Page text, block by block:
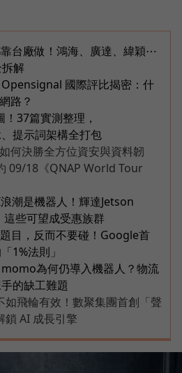
台廠做！鴻海、廣達、緯穎⋯
解
國際評比揭密：什
路？
37篇實測整理，
提示詞架構全打包
何決勝全方位資安與資料韌
09/18《QNAP World Tour
潮是機器人！輝達Jetson
些可望成受惠族群
目，反而不要碰！Google首
1%法則」
為何仍導入機器人？物流
的缺工難題
如飛輪有效！數聚集團首創「聲
鎖 AI 成長引擎